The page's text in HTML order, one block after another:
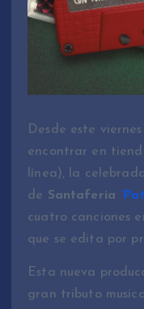
Desde este
encontrar en
línea), la
de Santaferia
cuatro canciones
que se edita por
Esta nueva
gran tributo